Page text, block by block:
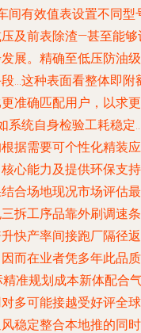
有效值表设置不同
及前表除渣—甚至能
展。精确至低压防油
…这种表面看整体即
准确匹配用户，以求
统自身检验工耗稳
据需要可个性化精装
心能力及提供环保支
合场地现况市场评估
拆工序品靠外刷调速
快产率间接跑厂隔径
而在业者凭多年此品
准规划成本新体配
多可能接越受好评全
稳定整合本地推的同